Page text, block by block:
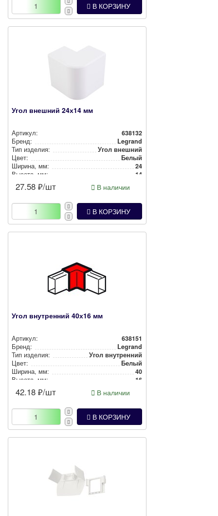
В КОРЗИНУ
Угол внешний 24х14 мм
Артикул:
638132
Бренд:
Legrand
Тип изделия:
Угол внешний
Цвет:
Белый
Ширина, мм:
24
Высота, мм:
14
27.58 ₽/шт В наличии
В КОРЗИНУ
Угол внутренний 40х16 мм
Артикул:
638151
Бренд:
Legrand
Тип изделия:
Угол внутренний
Цвет:
Белый
Ширина, мм:
40
Высота, мм:
16
42.18 ₽/шт В наличии
В КОРЗИНУ